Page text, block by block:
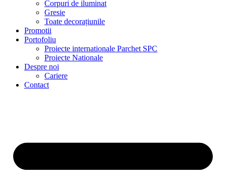
Corpuri de iluminat
Gresie
Toate decorațiunile
Promotii
Portofoliu
Proiecte internationale Parchet SPC
Proiecte Nationale
Despre noi
Cariere
Contact